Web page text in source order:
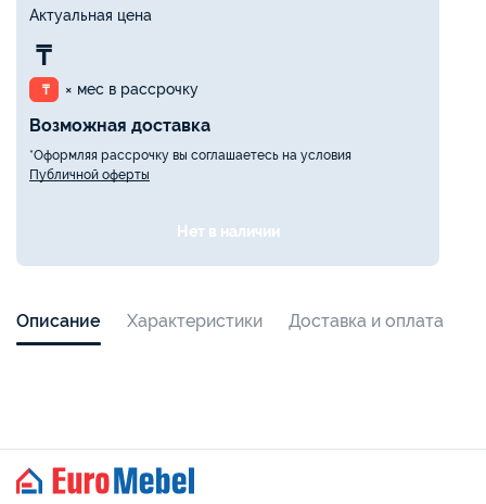
Актуальная цена
₸
₸ × мес в рассрочку
Возможная доставка
*Оформляя рассрочку вы соглашаетесь на условия
Публичной оферты
Нет в наличии
Описание Характеристики Доставка и оплата